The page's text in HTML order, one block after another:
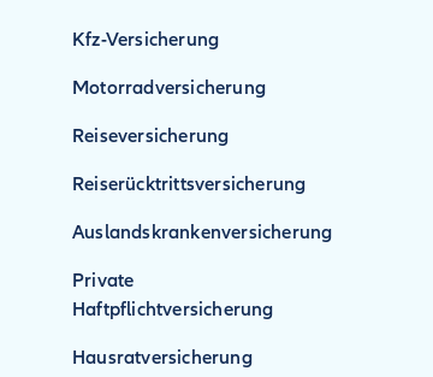
Kfz-Versicherung
Motorradversicherung
Reiseversicherung
Reiserücktrittsversicherung
Auslandskrankenversicherung
Private
Haftpflichtversicherung
Hausratversicherung